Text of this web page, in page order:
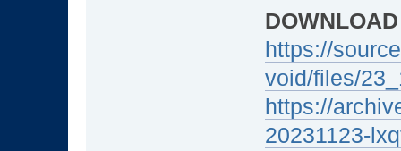
DOWNLOAD
https://
void/files/
https://
20231123-